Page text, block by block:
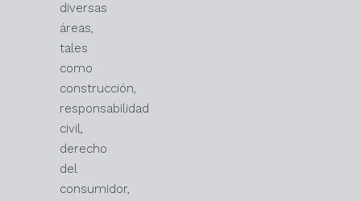
diversas
áreas,
tales
como
construcción,
responsabilidad
civil,
derecho
del
consumidor,